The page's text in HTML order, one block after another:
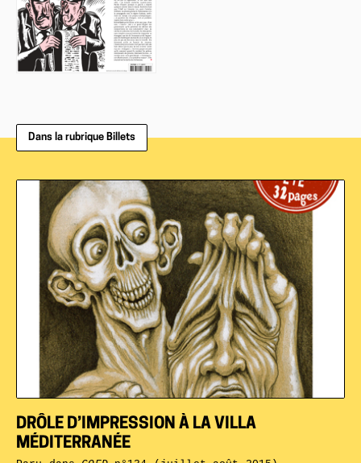
Dans la rubrique Billets
DRÔLE D’IMPRESSION À LA VILLA
MÉDITERRANÉE